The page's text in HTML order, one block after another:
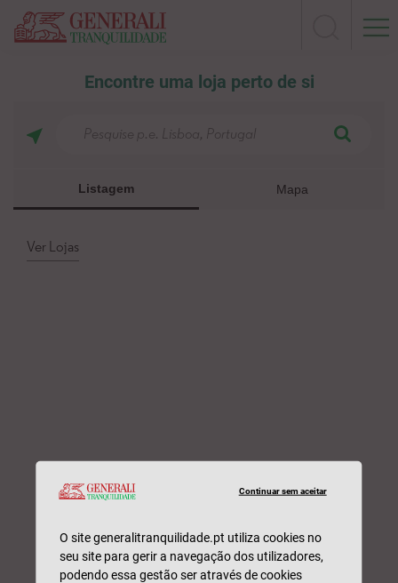
Encontre uma loja perto de si
Continuar sem aceitar
O site generalitranquilidade.pt utiliza cookies no
seu site para gerir a navegação dos utilizadores,
podendo essa gestão ser através de cookies